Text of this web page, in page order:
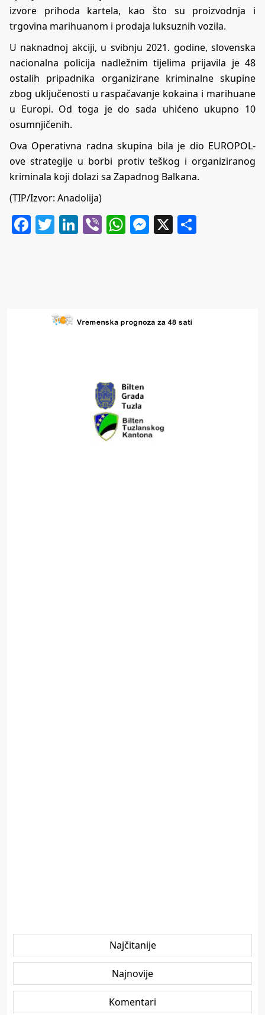
izvore prihoda kartela, kao što su proizvodnja i
trgovina marihuanom i prodaja luksuznih vozila.
U naknadnoj akciji, u svibnju 2021. godine, slovenska
nacionalna policija nadležnim tijelima prijavila je 48
ostalih pripadnika organizirane kriminalne skupine
zbog uključenosti u raspačavanje kokaina i marihuane
u Europi. Od toga je do sada uhićeno ukupno 10
osumnjičenih.
Ova Operativna radna skupina bila je dio EUROPOL-
ove strategije u borbi protiv teškog i organiziranog
kriminala koji dolazi sa Zapadnog Balkana.
(TIP/Izvor: Anadolija)
Facebook
Twitter
LinkedIn
ViberWhatsApp
Messenger
X
Najčitanije
Najnovije
Komentari